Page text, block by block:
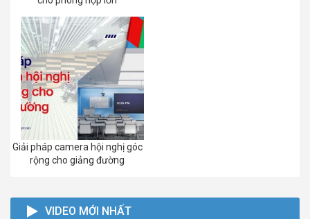
Giải pháp camera hội nghị góc
rộng cho giảng đường
VIDEO MỚI NHẤT